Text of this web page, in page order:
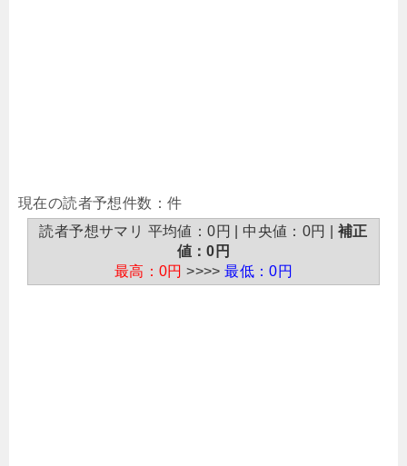
現在の読者予想件数：件
読者予想サマリ 平均値：0円 | 中央値：0円 | 補正
値：0円
最高：0円 >>>>最低：0円